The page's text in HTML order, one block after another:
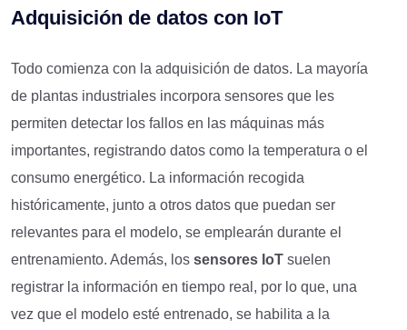
Adquisición de datos con IoT
Todo comienza con la adquisición de datos. La mayoría
de plantas industriales incorpora sensores que les
permiten detectar los fallos en las máquinas más
importantes, registrando datos como la temperatura o el
consumo energético. La información recogida
históricamente, junto a otros datos que puedan ser
relevantes para el modelo, se emplearán durante el
entrenamiento. Además, los sensores IoT suelen
registrar la información en tiempo real, por lo que, una
vez que el modelo esté entrenado, se habilita a la